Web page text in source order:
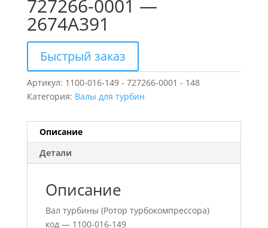
727266-0001 —
2674A391
Быстрый заказ
Артикул: 1100-016-149 - 727266-0001 - 148
Категория: Валы для турбин
Описание
Детали
Описание
Вал турбины (Ротор турбокомпрессора)
код — 1100-016-149